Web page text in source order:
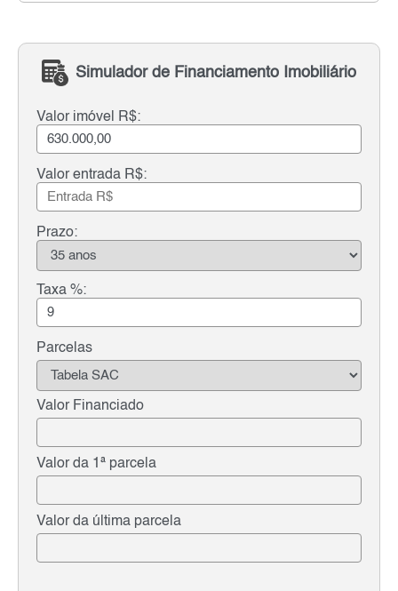
Simulador de Financiamento Imobiliário
Valor imóvel R$:
Valor entrada R$:
Prazo:
Taxa %:
Parcelas
Valor Financiado
Valor da 1ª parcela
Valor da última parcela